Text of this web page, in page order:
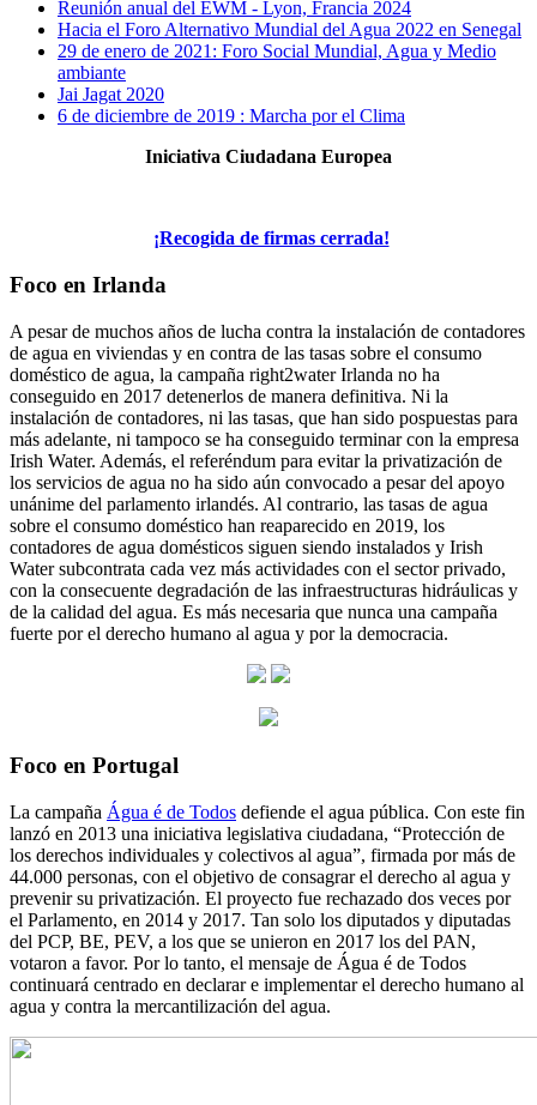
Reunión anual del EWM - Lyon, Francia 2024
Hacia el Foro Alternativo Mundial del Agua 2022 en Senegal
29 de enero de 2021: Foro Social Mundial, Agua y Medio
ambiante
Jai Jagat 2020
6 de diciembre de 2019 : Marcha por el Clima
Iniciativa Ciudadana Europea
¡Recogida de firmas cerrada!
Foco en Irlanda
A pesar de muchos años de lucha contra la instalación de contadores
de agua en viviendas y en contra de las tasas sobre el consumo
doméstico de agua, la campaña right2water Irlanda no ha
conseguido en 2017 detenerlos de manera definitiva. Ni la
instalación de contadores, ni las tasas, que han sido pospuestas para
más adelante, ni tampoco se ha conseguido terminar con la empresa
Irish Water. Además, el referéndum para evitar la privatización de
los servicios de agua no ha sido aún convocado a pesar del apoyo
unánime del parlamento irlandés. Al contrario, las tasas de agua
sobre el consumo doméstico han reaparecido en 2019, los
contadores de agua domésticos siguen siendo instalados y Irish
Water subcontrata cada vez más actividades con el sector privado,
con la consecuente degradación de las infraestructuras hidráulicas y
de la calidad del agua. Es más necesaria que nunca una campaña
fuerte por el derecho humano al agua y por la democracia.
Foco en Portugal
La campaña Água é de Todos defiende el agua pública. Con este fin
lanzó en 2013 una iniciativa legislativa ciudadana, “Protección de
los derechos individuales y colectivos al agua”, firmada por más de
44.000 personas, con el objetivo de consagrar el derecho al agua y
prevenir su privatización. El proyecto fue rechazado dos veces por
el Parlamento, en 2014 y 2017. Tan solo los diputados y diputadas
del PCP, BE, PEV, a los que se unieron en 2017 los del PAN,
votaron a favor. Por lo tanto, el mensaje de Água é de Todos
continuará centrado en declarar e implementar el derecho humano al
agua y contra la mercantilización del agua.